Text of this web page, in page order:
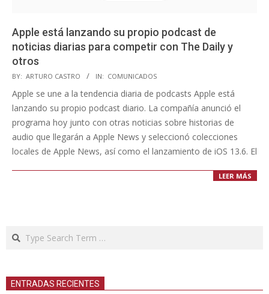
Apple está lanzando su propio podcast de
noticias diarias para competir con The Daily y
otros
2020-
07-
15
BY: ARTURO CASTRO IN: COMUNICADOS
Apple se une a la tendencia diaria de podcasts Apple está
lanzando su propio podcast diario. La compañía anunció el
programa hoy junto con otras noticias sobre historias de
audio que llegarán a Apple News y seleccionó colecciones
locales de Apple News, así como el lanzamiento de iOS 13.6. El
LEER MÁS
Search
ENTRADAS RECIENTES